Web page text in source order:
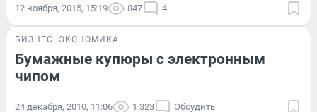
12 ноября, 2015, 15:19 847 4
БИЗНЕС ЭКОНОМИКА
Бумажные купюры с электронным
чипом
24 декабря, 2010, 11:06 1 323 Обсудить